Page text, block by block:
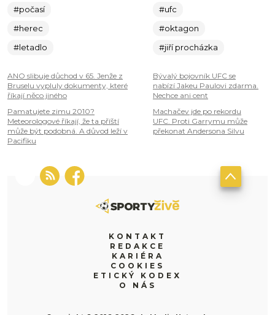
#počasí
#herec
#letadlo
ANO slibuje důchod v 65. Jenže z
Bruselu vypluly dokumenty, které
říkají něco jiného
Pamatujete zimu 2010?
Meteorologové říkají, že ta příští
může být podobná. A důvod leží v
Pacifiku
#ufc
#oktagon
#jiří procházka
Bývalý bojovník UFC se
nabízí Jakeu Paulovi zdarma.
Nechce ani cent
Machačev jde po rekordu
UFC. Proti Garrymu může
překonat Andersona Silvu
KONTAKT
REDAKCE
KARIÉRA
COOKIES
ETICKÝ KODEX
O NÁS